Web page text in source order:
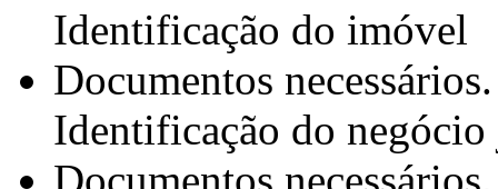
Identificação do imóvel
Documentos
Identificação do